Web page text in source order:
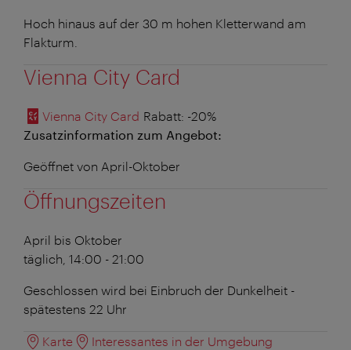
Hoch hinaus auf der 30 m hohen Kletterwand am
Flakturm.
Vienna City Card
Vienna City Card Rabatt: -20%
Zusatzinformation zum Angebot:
Geöffnet von April-Oktober
Öffnungszeiten
April bis Oktober
täglich, 14:00 - 21:00
Geschlossen wird bei Einbruch der Dunkelheit -
spätestens 22 Uhr
Karte Interessantes in der Umgebung